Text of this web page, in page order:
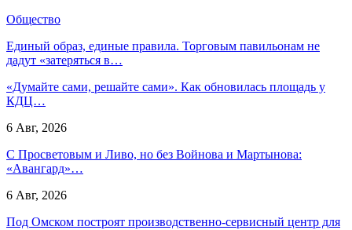
Общество
Единый образ, единые правила. Торговым павильонам не
дадут «затеряться в…
«Думайте сами, решайте сами». Как обновилась площадь у
КДЦ…
6 Авг, 2026
С Просветовым и Ливо, но без Войнова и Мартынова:
«Авангард»…
6 Авг, 2026
Под Омском построят производственно-сервисный центр для